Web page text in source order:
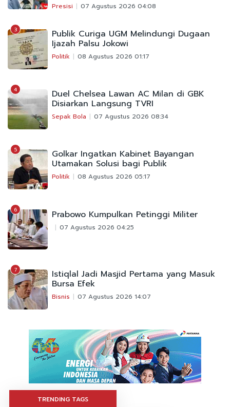
Presisi 07 Agustus 2026 04:08
3 Publik Curiga UGM Melindungi Dugaan
Ijazah Palsu Jokowi
Politik 08 Agustus 2026 01:17
4 Duel Chelsea Lawan AC Milan di GBK
Disiarkan Langsung TVRI
Sepak Bola 07 Agustus 2026 08:34
5 Golkar Ingatkan Kabinet Bayangan
Utamakan Solusi bagi Publik
Politik 08 Agustus 2026 05:17
6 Prabowo Kumpulkan Petinggi Militer
07 Agustus 2026 04:25
7 Istiqlal Jadi Masjid Pertama yang Masuk
Bursa Efek
Bisnis 07 Agustus 2026 14:07
TRENDING TAGS